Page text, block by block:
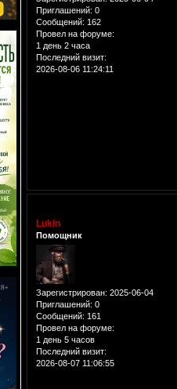
Приглашений: 0
Сообщений: 162
Провел на форуме:
1 день 2 часа
Последний визит:
2026-08-06 11:24:11
Lukin
Помощник
Зарегистрирован: 2025-06-04
Приглашений: 0
Сообщений: 161
Провел на форуме:
1 день 5 часов
Последний визит:
2026-08-07 11:06:55